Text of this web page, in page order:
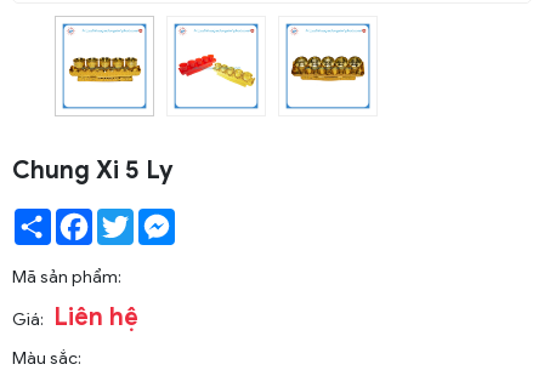
Chung Xi 5 Ly
Share Facebook
Twitter
Mã sản phẩm:
Giá: Liên hệ
Màu sắc: